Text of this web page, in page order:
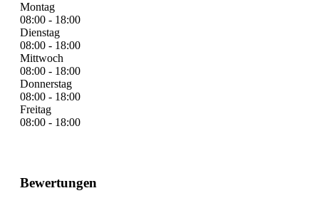
Montag
08:00 - 18:00
Dienstag
08:00 - 18:00
Mittwoch
08:00 - 18:00
Donnerstag
08:00 - 18:00
Freitag
08:00 - 18:00
Bewertungen